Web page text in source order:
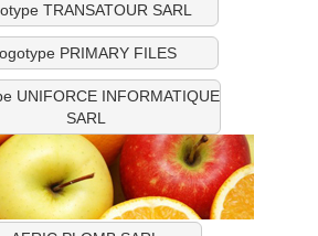
TRANSATOUR SARL
PRIMARY FILES
UNIFORCE INFORMATIQUE
SARL